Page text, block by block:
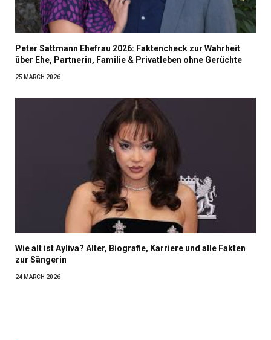
Peter Sattmann Ehefrau 2026: Faktencheck zur Wahrheit
über Ehe, Partnerin, Familie & Privatleben ohne Gerüchte
25 MARCH 2026
Wie alt ist Ayliva? Alter, Biografie, Karriere und alle Fakten
zur Sängerin
24 MARCH 2026